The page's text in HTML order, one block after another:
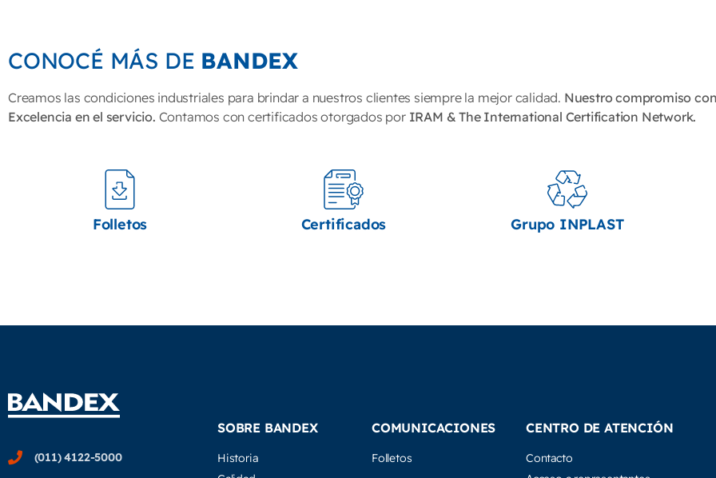
CONOCÉ MÁS DE BANDEX
Creamos las condiciones industriales para brindar a nuestros clientes siempre la mejor calidad. Nuestro compromiso
Excelencia en el servicio. Contamos con certificados otorgados por IRAM & The International Certification Network.
Folletos Certificados Grupo INPLAST
(011) 4122-5000
SOBRE BANDEX
Historia
COMUNICACIONES
Folletos
CENTRO DE ATENCIÓN
Contacto